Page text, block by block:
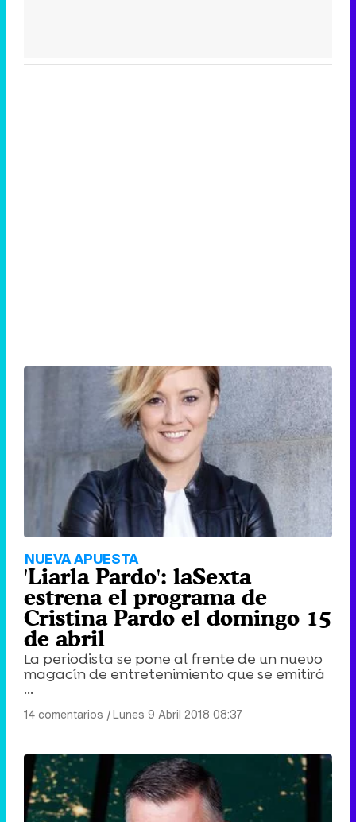
NUEVA APUESTA
'Liarla Pardo': laSexta
estrena el programa de
Cristina Pardo el domingo 15
de abril
La periodista se pone al frente de un nuevo
magacín de entretenimiento que se emitirá
...
14 comentarios |Lunes 9 Abril 2018 08:37